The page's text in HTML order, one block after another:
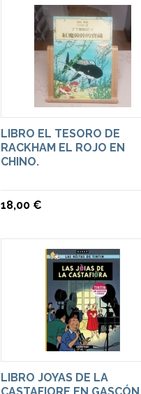
LIBRO EL TESORO DE
RACKHAM EL ROJO EN
CHINO.
18,00 €
LIBRO JOYAS DE LA